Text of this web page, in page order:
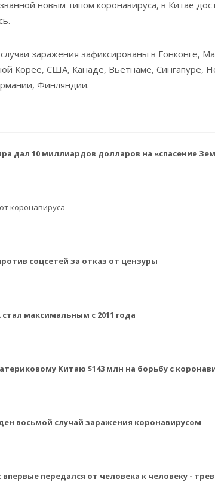
новым типом коронавируса, в Китае
заражения зафиксированы в Гонконге,
Корее, США, Канаде, Вьетнаме, Сингапуре,
Финляндии.
дал 10 миллиардов долларов на «спасение
коронавируса
соцсетей за отказ от цензуры
максимальным с 2011 года
Китаю $143 млн на борьбу с
восьмой случай заражения коронавирусом
передался от человека к человеку -